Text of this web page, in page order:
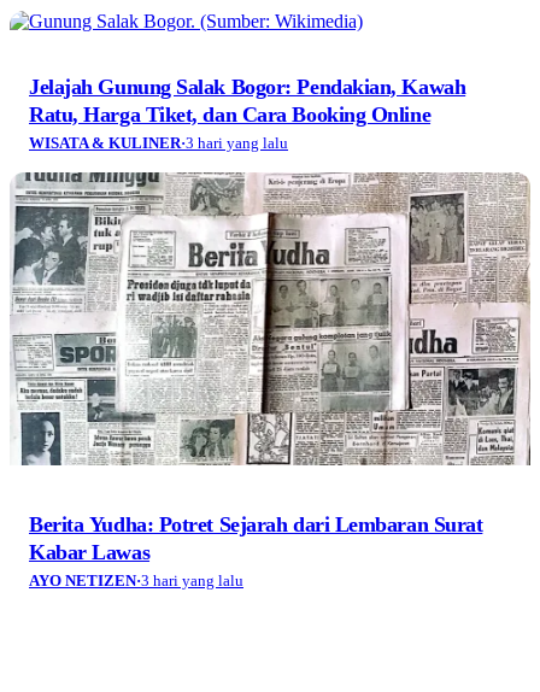
Jelajah Gunung Salak Bogor: Pendakian, Kawah
Ratu, Harga Tiket, dan Cara Booking Online
WISATA & KULINER·3 hari yang lalu
Berita Yudha: Potret Sejarah dari Lembaran Surat
Kabar Lawas
AYO NETIZEN·3 hari yang lalu